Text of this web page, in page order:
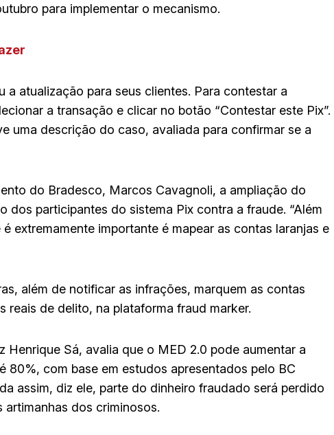
para implementar o mecanismo.
a atualização para seus clientes. Para contestar a
a transação e clicar no botão “Contestar este Pix”.
uma descrição do caso, avaliada para confirmar se a
do Bradesco, Marcos Cavagnoli, a ampliação do
dos participantes do sistema Pix contra a fraude. “Além
extremamente importante é mapear as contas laranjas e
além de notificar as infrações, marquem as contas
reais de delito, na plataforma fraud marker.
Sá, avalia que o MED 2.0 pode aumentar a
80%, com base em estudos apresentados pelo BC
assim, diz ele, parte do dinheiro fraudado será perdido
artimanhas dos criminosos.